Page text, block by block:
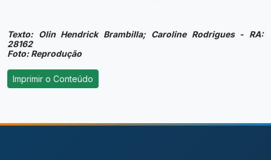
Texto: Olin Hendrick Brambilla; Caroline Rodrigues - RA:
28162
Foto: Reprodução